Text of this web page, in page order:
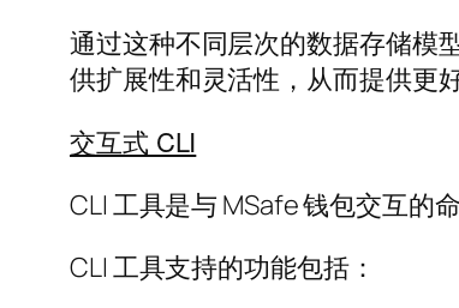
通过这种不同层次的数据存储模
供扩展性和灵活性，从而提供更
交互式 CLI
CLI 工具是与 MSafe 钱包交互的
CLI 工具支持的功能包括：